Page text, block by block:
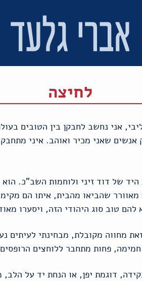
לחיצה
אני נחשב לחבקן בין הטובים
אנשים שאני מכיר ואוהב. איני
של דוד זיני ולוחמות השב"כ. הוא
שהביאו מהבית, איתו הם
טוב סוג היהודי הזה, ויסערו
מחווה מקובלת, מבחינתי לעיתים
פחות מתחבר ללוחצים
דוגמת יפן, או הנחת יד על הלב,